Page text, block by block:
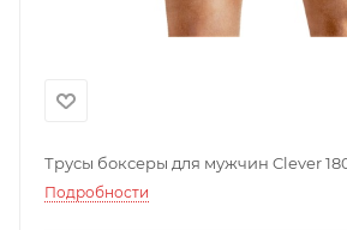
Трусы боксеры для мужчин Clever
Подробности